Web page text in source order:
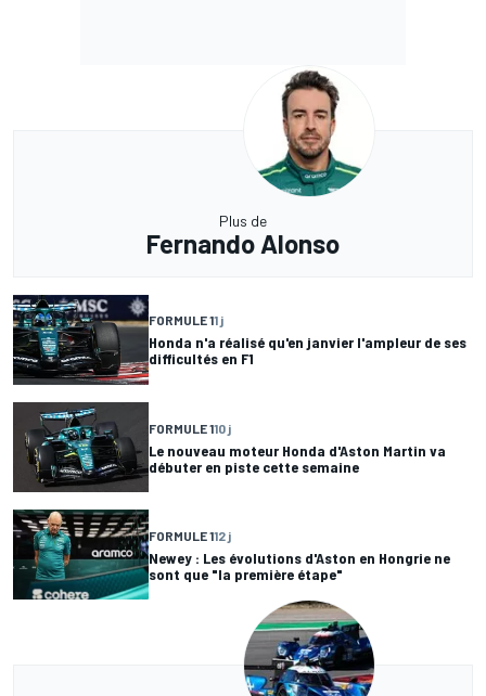
Plus de
Fernando Alonso
FORMULE 11 j
Honda n'a réalisé qu'en janvier l'ampleur de ses
difficultés en F1
FORMULE 110 j
Le nouveau moteur Honda d'Aston Martin va
débuter en piste cette semaine
FORMULE 112 j
Newey : Les évolutions d'Aston en Hongrie ne
sont que "la première étape"